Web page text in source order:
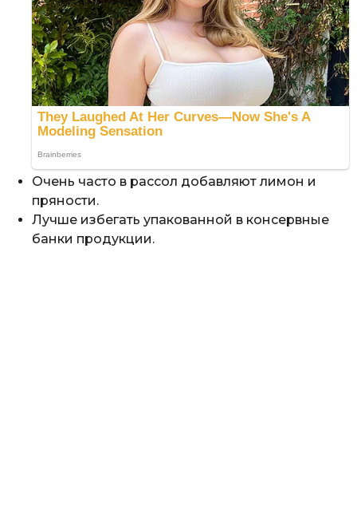
Очень часто в рассол добавляют лимон и
пряности.
Лучше избегать упакованной в консервные
банки продукции.